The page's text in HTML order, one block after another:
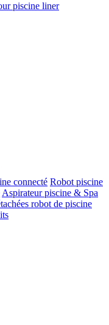
piscine liner
connecté Robot piscine
Aspirateur piscine & Spa
robot de piscine